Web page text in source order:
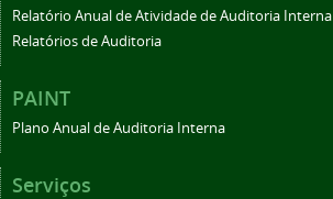
Relatório Anual de Atividade de Auditoria Interna
Relatórios de Auditoria
PAINT
Plano Anual de Auditoria Interna
Serviços